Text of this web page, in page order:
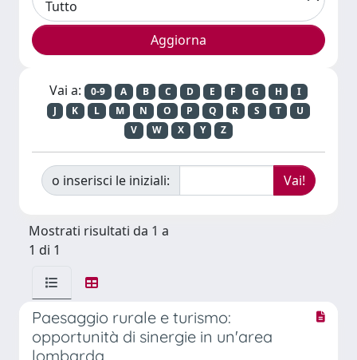
Vai a: 0-9 A B C D E F G H
I
J
K L M N O P Q R S T
U
V
W X Y Z
o inserisci le iniziali:
Mostrati risultati da 1 a
1 di 1
Paesaggio rurale e turismo:
opportunità di sinergie in un'area
lombarda